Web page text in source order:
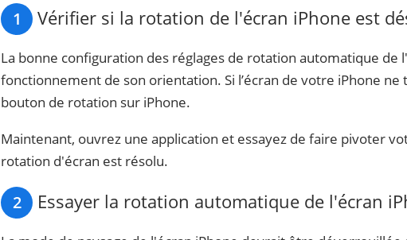
1 Vérifier si la rotation de l'écran iPhone est
La bonne configuration des réglages de rotation automatique de
fonctionnement de son orientation. Si l’écran de votre iPhone
bouton de rotation sur iPhone.
Maintenant, ouvrez une application et essayez de faire pivoter
rotation d'écran est résolu.
2 Essayer la rotation automatique de l'écran